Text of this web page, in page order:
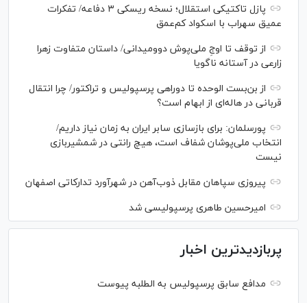
پازل تاکتیکی استقلال؛ نسخه ریسکی ۳ دفاعه/ تفکرات
عمیق سهراب با اسکواد کم‌عمق
از توقف تا اوجِ ملی‌پوش دوومیدانی/ داستان متفاوت زهرا
زارعی در آستانه ناگویا
از بن‌بست الوحده تا دوراهی پرسپولیس و تراکتور/ چرا انتقال
قربانی در هاله‌ای از ابهام است؟
پورسلمان: برای بازسازی سابر ایران به زمان نیاز داریم/
انتخاب ملی‌پوشان شفاف است، هیچ رانتی در شمشیربازی
نیست
پیروزی سپاهان مقابل ذوب‌آهن در شهرآورد تدارکاتی اصفهان
امیرحسین طاهری پرسپولیسی شد
پربازدیدترین اخبار
مدافع سابق پرسپولیس به الطلبه پیوست